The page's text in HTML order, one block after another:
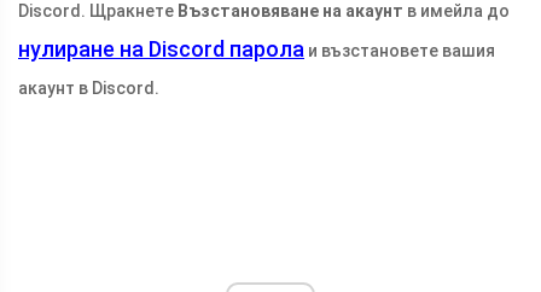
Discord. Щракнете Възстановяване на акаунт в имейла до
нулиране на Discord парола и възстановете вашия
акаунт в Discord.